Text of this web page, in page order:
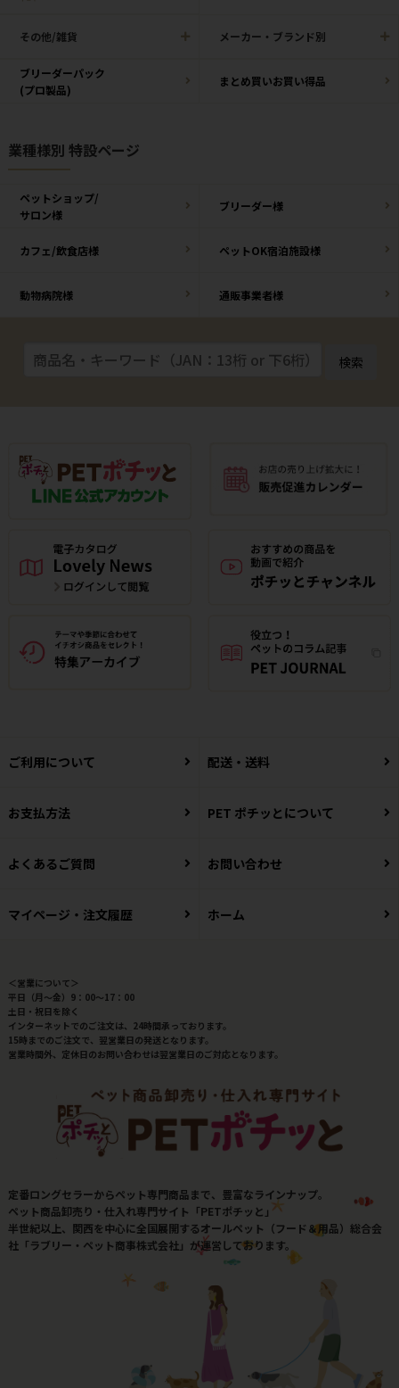
その他/雑貨 メーカー・ブランド別
ブリーダーパック
(プロ製品)
まとめ買いお買い得品
業種様別 特設ページ
ペットショップ/
サロン様
ブリーダー様
カフェ/飲食店様 ペットOK宿泊施設様
動物病院様 通販事業者様
検索
ご利用について 配送・送料
お支払方法 PET ポチッとについて
よくあるご質問 お問い合わせ
マイページ・注文履歴 ホーム
＜営業について＞
平日（月～金）9：00～17：00
土日・祝日を除く
インターネットでのご注文は、24時間承っております。
15時までのご注文で、翌営業日の発送となります。
営業時間外、定休日のお問い合わせは翌営業日のご対応となります。
定番ロングセラーからペット専門商品まで、豊富なラインナップ。
ペット商品卸売り・仕入れ専門サイト「PETポチッと」
半世紀以上、関西を中心に全国展開するオールペット（フード＆用品）総合会
社「ラブリー・ペット商事株式会社」が運営しております。